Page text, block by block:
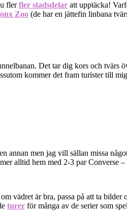
flerfler stadsdelar att upptäcka!
Zoo (de har en jättefin linbana
Det tar dig kors och tvärs
kommer det fram turister till
annan men jag vill sällan missa
alltid hem med 2-3 par Converse
vädret är bra, passa på att ta
turer för många av de serier som